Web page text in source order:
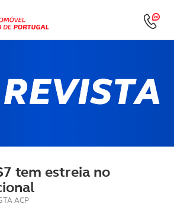
tem estreia no
ACP